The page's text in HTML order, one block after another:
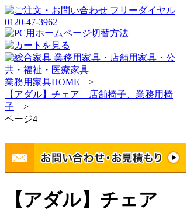
業務用家具HOME >
【アダル】チェア 店舗椅子、業務用椅
子 >
ページ4
【アダル】チェア